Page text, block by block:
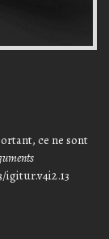
ce ne sont
igitur.v4i2.13